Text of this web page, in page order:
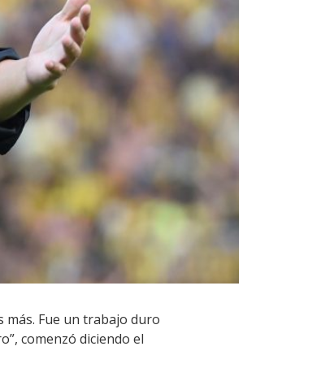
más. Fue un trabajo duro
comenzó diciendo el